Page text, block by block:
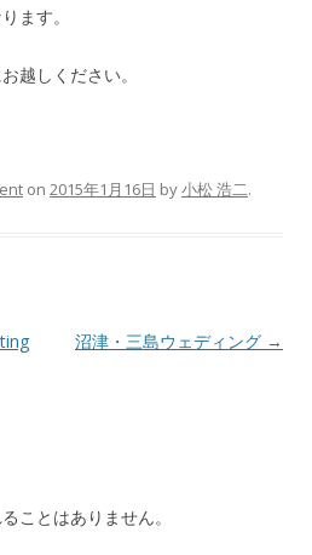
ます。
越しください。
on 2015年1月16日 by小松 浩二.
沼津・三島ウェディング →
ことはありません。